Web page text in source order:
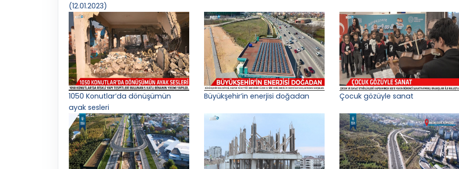
(12.01.2023)
1050 Konutlar’da dönüşümün
ayak sesleri
Büyükşehir’in enerjisi doğadan Çocuk gözüyle sanat